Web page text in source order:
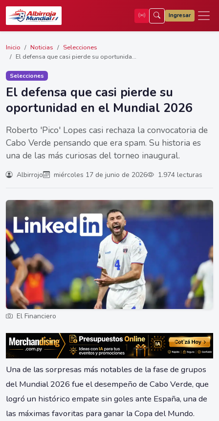
Ingresar
Inicio Noticias
Selecciones
El defensa que casi pierde su oportunida...
Selecciones
El defensa que casi pierde su
oportunidad en el Mundial 2026
Roberto 'Pico' Lopes casi rechaza la convocatoria de
Cabo Verde pensando que era spam. Su historia es
una de las más curiosas del torneo inaugural.
Albirrojo miércoles 17 de junio de 2026 1.974 lecturas
El Financiero
Una de las sorpresas más notables de la fase de grupos
del Mundial 2026 fue el desempeño de Cabo Verde, que
logró un histórico empate sin goles ante España, una de
las máximas favoritas para ganar la Copa del Mundo.